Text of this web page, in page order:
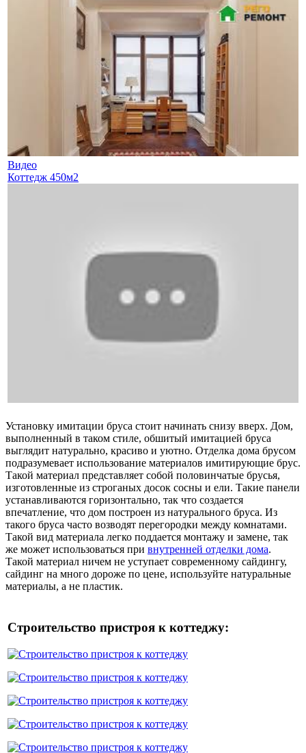
Видео
Коттедж 450м2
Установку имитации бруса стоит начинать снизу вверх. Дом,
выполненный в таком стиле, обшитый имитацией бруса
выглядит натурально, красиво и уютно. Отделка дома брусом
подразумевает использование материалов имитирующие брус.
Такой материал представляет собой половинчатые брусья,
изготовленные из строганых досок сосны и ели. Такие панели
устанавливаются горизонтально, так что создается
впечатление, что дом построен из натурального бруса. Из
такого бруса часто возводят перегородки между комнатами.
Такой вид материала легко поддается монтажу и замене, так
же может использоваться при внутренней отделки дома.
Такой материал ничем не уступает современному сайдингу,
сайдинг на много дороже по цене, используйте натуральные
материалы, а не пластик.
Строительство пристроя к коттеджу: